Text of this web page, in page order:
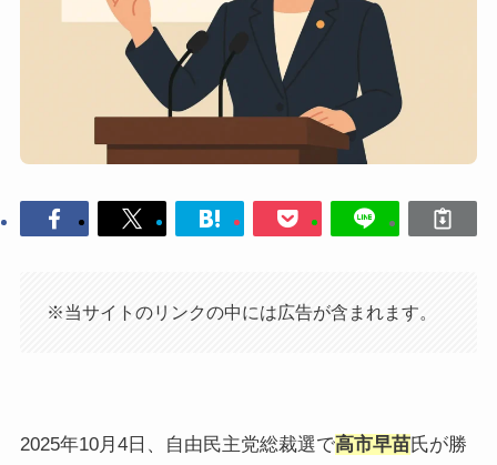
※当サイトのリンクの中には広告が含まれます。
2025年10月4日、自由民主党総裁選で高市早苗氏が勝